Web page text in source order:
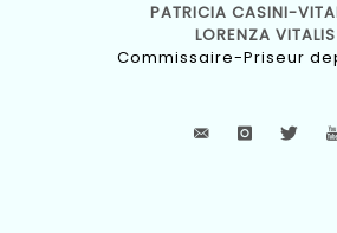
PATRICIA CASINI-
LORENZA VITALIS
Commissaire-Priseur